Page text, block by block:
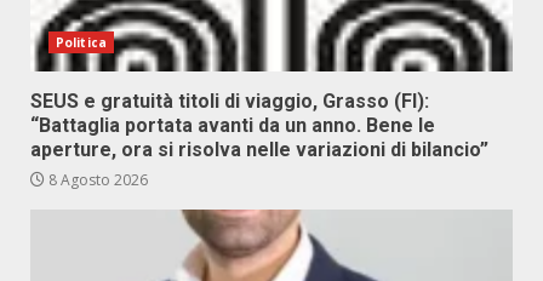
Politica
SEUS e gratuità titoli di viaggio, Grasso (FI):
“Battaglia portata avanti da un anno. Bene le
aperture, ora si risolva nelle variazioni di bilancio”
8 Agosto 2026